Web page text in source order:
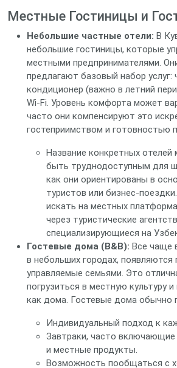
Местные Гостиницы и
Небольшие частные отели: В
небольшие гостиницы, которые
местными предпринимателями.
предлагают базовый набор услуг:
кондиционер (важно в летний
Wi-Fi. Уровень комфорта может
часто они компенсируют это
гостеприимством и готовностью
Название конкретных
быть труднодоступным для
как они ориентированы в
туристов или бизнес-
искать на местных
через туристические
специализирующиеся на
Гостевые дома (B&B): Все чаще
в небольших городах, появляются
управляемые семьями. Это
погрузиться в местную культуру
как дома. Гостевые дома обычно
Индивидуальный подход к
Завтраки, часто
и местные продукты.
Возможность пообщаться с